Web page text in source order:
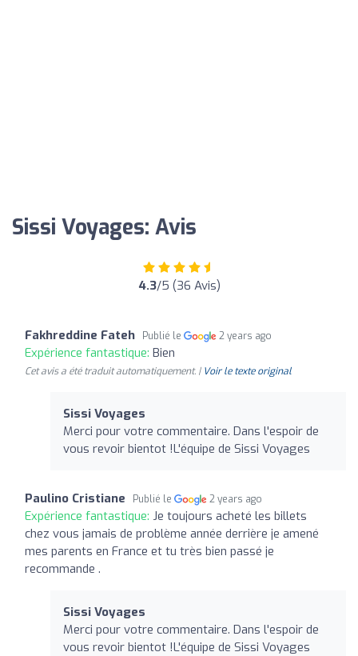
Sissi Voyages: Avis
4.3/5 (36 Avis)
Fakhreddine Fateh Publié le 2 years ago
Expérience fantastique: Bien
Cet avis a été traduit automatiquement. | Voir le texte original
Sissi Voyages
Merci pour votre commentaire. Dans l'espoir de
vous revoir bientot !L'équipe de Sissi Voyages
Paulino Cristiane Publié le 2 years ago
Expérience fantastique: Je toujours acheté les billets
chez vous jamais de problème année derrière je amené
mes parents en France et tu très bien passé je
recommande .
Sissi Voyages
Merci pour votre commentaire. Dans l'espoir de
vous revoir bientot !L'équipe de Sissi Voyages